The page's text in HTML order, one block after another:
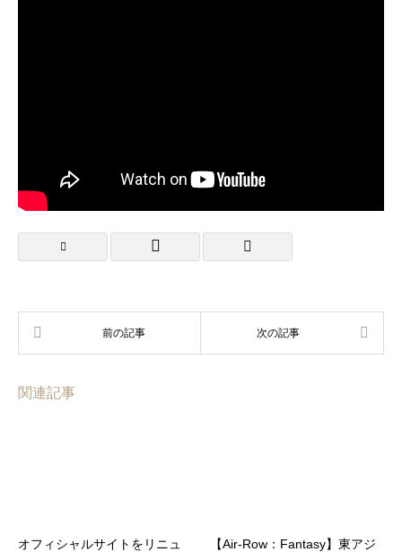
関連記事
オフィシャルサイトをリニュ
【Air-Row：Fantasy】東アジ